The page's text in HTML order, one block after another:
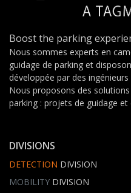
Boost the parking
Nous sommes experts en
guidage de parking et
développée par des
Nous proposons des
parking : projets de guidage et
DIVISIONS
DETECTION DIVISION
MOBILITY DIVISION